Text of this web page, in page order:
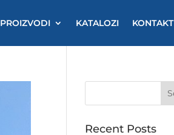
PROIZVODI KATALOZI KONTAKT
Recent Posts